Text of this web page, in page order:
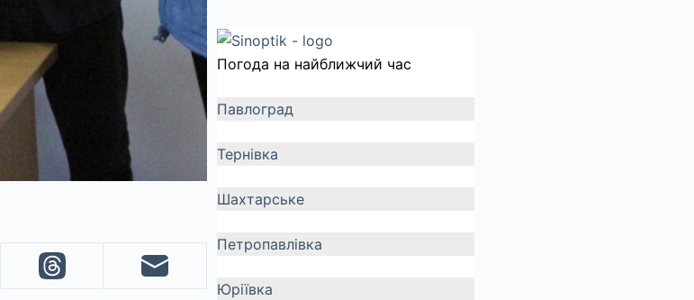
Погода на найближчий час
Павлоград
Тернівка
Шахтарське
Петропавлівка
Юріївка